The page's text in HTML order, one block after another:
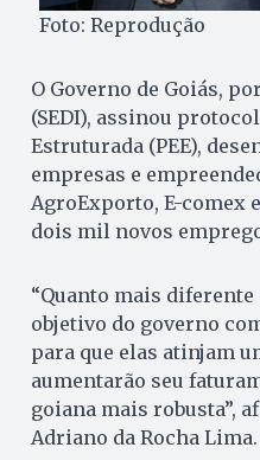
Foto: Reprodução
O Governo de Goiás,
(SEDI), assinou
Estruturada (PEE),
empresas e
AgroExporto, E-comex
dois mil novos
“Quanto mais
objetivo do governo
para que elas atinjam
aumentarão seu
goiana mais robusta”,
Adriano da Rocha Lima.